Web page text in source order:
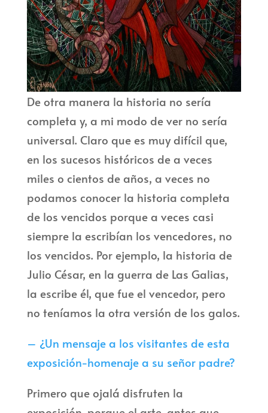
De otra manera la historia no sería
completa y, a mi modo de ver no sería
universal. Claro que es muy difícil que,
en los sucesos históricos de a veces
miles o cientos de años, a veces no
podamos conocer la historia completa
de los vencidos porque a veces casi
siempre la escribían los vencedores, no
los vencidos. Por ejemplo, la historia de
Julio César, en la guerra de Las Galias,
la escribe él, que fue el vencedor, pero
no teníamos la otra versión de los galos.
– ¿Un mensaje a los visitantes de esta
exposición-homenaje a su señor padre?
Primero que ojalá disfruten la